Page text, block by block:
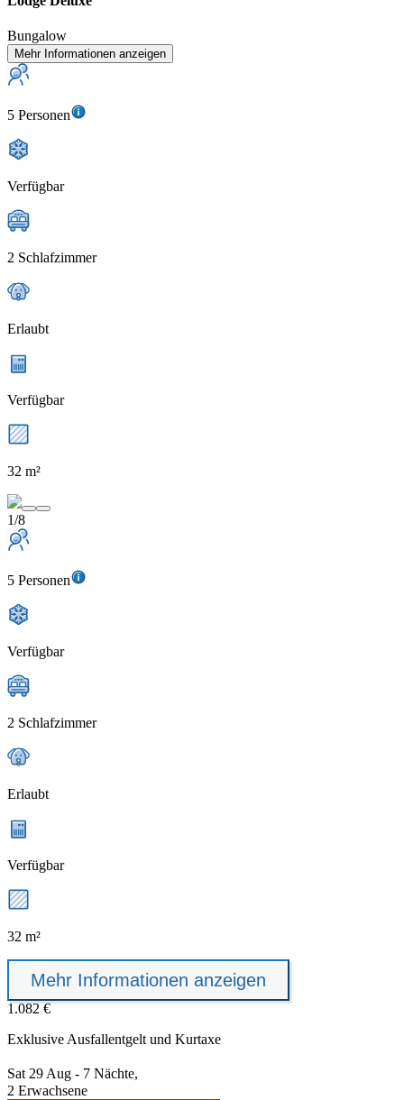
Bungalow
Mehr Informationen anzeigen
5 Personen
Verfügbar
2 Schlafzimmer
Erlaubt
Verfügbar
32 m²
1/8
5 Personen
Verfügbar
2 Schlafzimmer
Erlaubt
Verfügbar
32 m²
Mehr Informationen anzeigen
1.082 €
Exklusive Ausfallentgelt und Kurtaxe
Sat 29 Aug - 7 Nächte,
2 Erwachsene